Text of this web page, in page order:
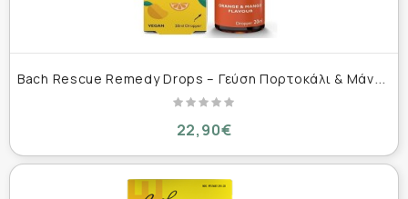
B
ach Rescue Remedy Drops – Γεύση Πορτοκάλι & Μάνγκο 20 ml
22,90€